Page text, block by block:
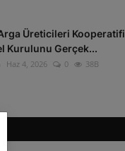
Üreticileri Kooperatifi
Kurulunu Gerçek...
Haz 4, 2026 0 38B